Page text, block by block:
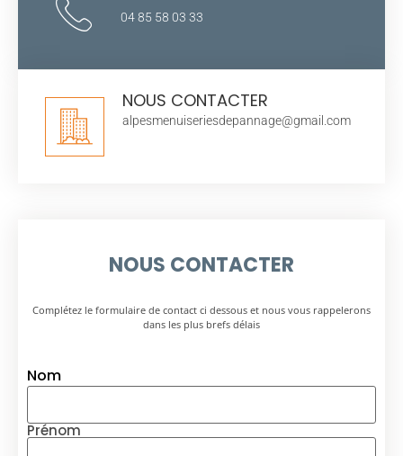
04 85 58 03 33
NOUS CONTACTER
alpesmenuiseriesdepannage@gmail.com
NOUS CONTACTER
Complétez le formulaire de contact ci dessous et nous vous rappelerons
dans les plus brefs délais
Nom
Prénom